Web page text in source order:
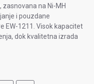
na Ni-MH
i pouzdane
EW-1211. Visok kapacitet
dok kvalitetna izrada